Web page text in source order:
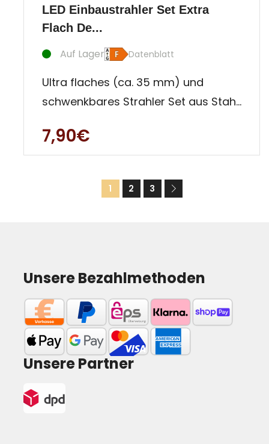
LED Einbaustrahler Set Extra
Flach De...
Auf Lager Datenblatt
Ultra flaches (ca. 35 mm) und
schwenkbares Strahler Set aus Stahl,
7,90€
1 2 3
Unsere Bezahlmethoden
Unsere Partner